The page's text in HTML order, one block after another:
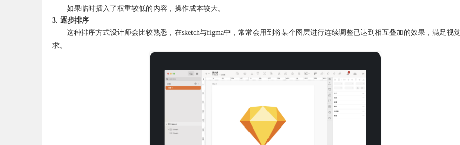
如果临时插入了权重较低的内容，操作成本较大。
3. 逐步排序
这种排序方式设计师会比较熟悉，在sketch与figma中，常常会用到将某个图层进行连续调整已达到相互叠加的效果，满足视
求。